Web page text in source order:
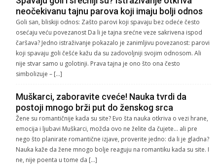
neočekivanu tajnu parova koji imaju bolji odnos
Goli san, bliskiji odnos: Zašto parovi koji spavaju bez odeće često
osećaju veću povezanost Da li je tajna srećne veze sakrivena ispod
čaršava? Jedno istraživanje pokazalo je zanimljivu povezanost: parovi
koji spavaju goli češće kažu da su zadovoljniji svojim odnosom. Ali
nije stvar samo u golotinji. Prava tajna je ono što ona često
simbolizuje – […]
Muškarci, zaboravite cveće! Nauka tvrdi da
postoji mnogo brži put do ženskog srca
Žene su romantičnije kada su site? Evo šta nauka otkriva o vezi hrane,
emocija i ljubavi Muškarci, možda ovo ne želite da čujete… ali pre
nego što planirate romantične izjave, proverite jedno: da li je gladna?
Nauka kaže da žene mnogo bolje reaguju na romantiku kada su site. I
ne, nije poenta u tome da […]